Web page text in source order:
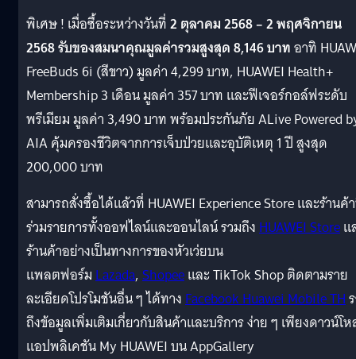
พิเศษ ! เมื่อซื้อระหว่างวันที่2 ตุลาคม 2568 – 2 พฤศจิกายน
2568รับของสมนาคุณมูลค่ารวมสูงสุด 8,146 บาทอาทิ
FreeBuds 6i (สีขาว) มูลค่า 4,299 บาท, HUAWEI Health+
Membership 3 เดือน มูลค่า 357 บาท และฟีเจอร์กอล์ฟระดับ
พรีเมียม มูลค่า 3,490 บาท พร้อมประกันภัย ALive Powered
AIA คุ้มครองชีวิตจากการเจ็บป่วยและอุบัติเหตุ 1 ปี สูงสุด
200,000 บาท
สามารถสั่งซื้อได้แล้วที่ HUAWEI Experience Store และร้านค้
ร่วมรายการทั้งออฟไลน์และออนไลน์ รวมถึงHUAWEI Storeแ
ร้านค้าอย่างเป็นทางการของหัวเว่ยบน
แพลตฟอร์มLazada, Shopeeและ TikTok Shop ติดตามราย
ละเอียดโปรโมชันอื่น ๆ ได้ทางFacebook Huawei Mobile TH
ถึงข้อมูลเพิ่มเติมเกี่ยวกับสินค้าและบริการ ง่าย ๆ เพียงดาวน์โ
แอปพลิเคชัน My HUAWEI บน AppGallery